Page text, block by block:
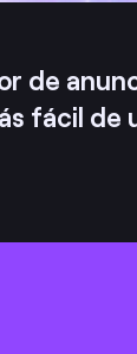
de
fácil de